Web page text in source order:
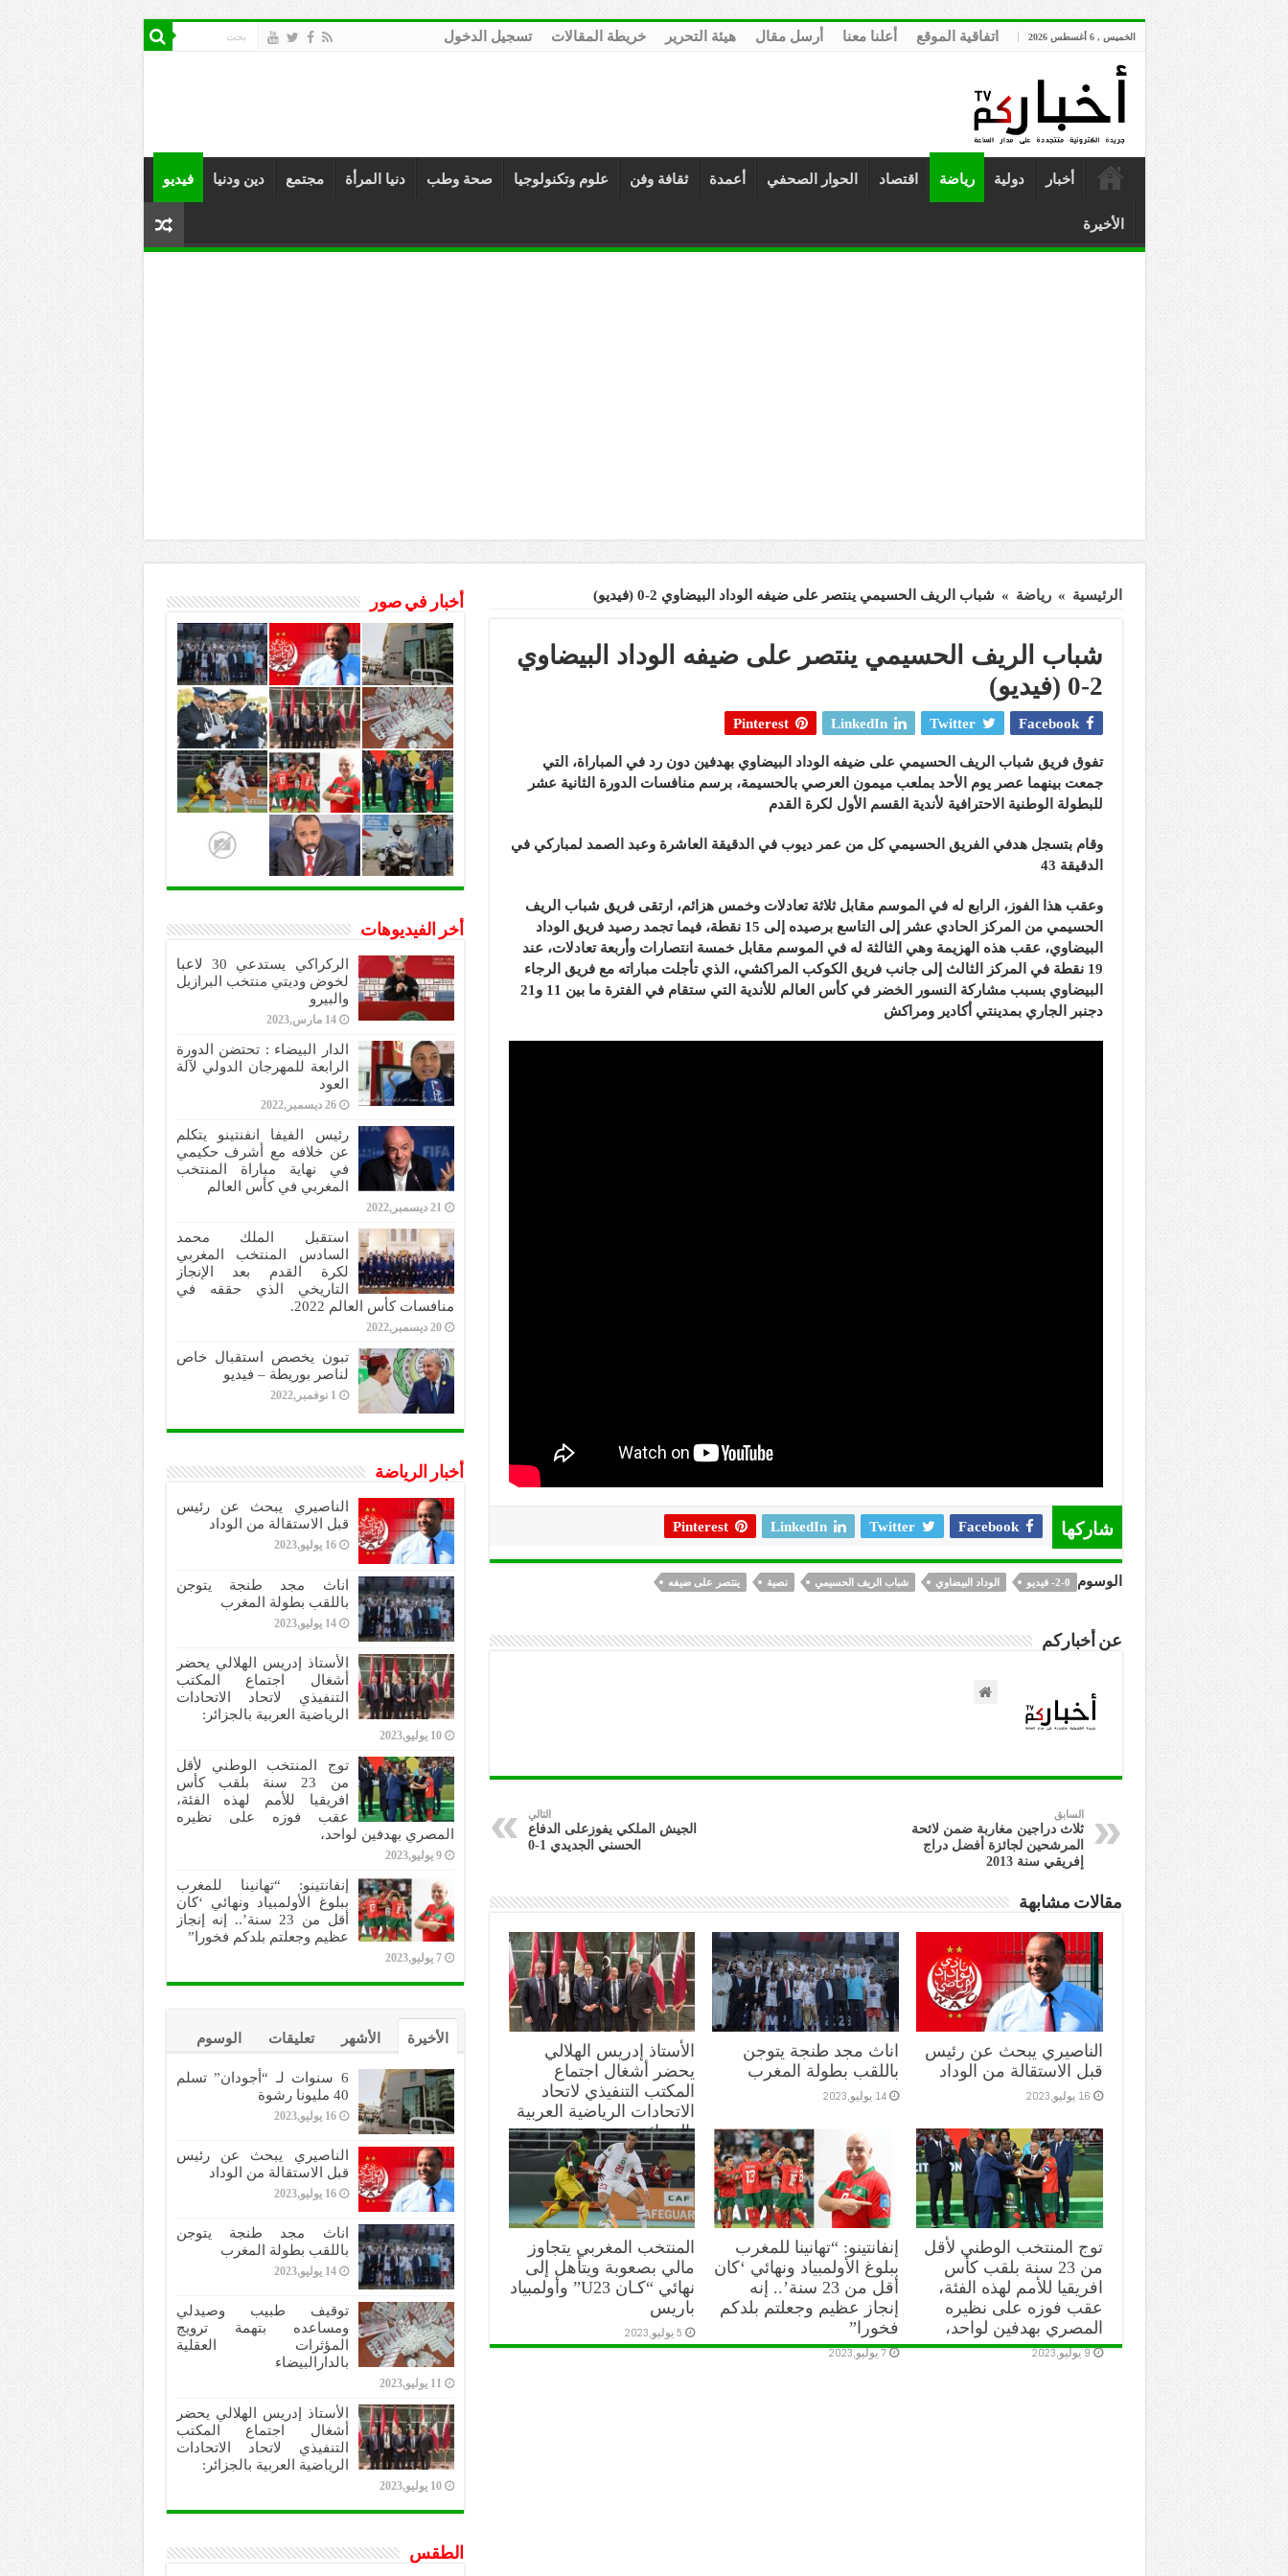
الخميس , 6 أغسطس 2026 اتفاقية الموقع أعلنا معنا أرسل مقال هيئة التحرير خريطة المقالات تسجيل الدخول
أخبار دولية رياضة اقتصاد الحوار الصحفي أعمدة ثقافة وفن علوم وتكنولوجيا صحة وطب دنيا المرأة مجتمع دين ودنيا فيديو
الأخيرة
الرئيسية » رياضة » شباب الريف الحسيمي ينتصر على ضيفه الوداد البيضاوي 2-0 (فيديو)
شباب الريف الحسيمي ينتصر على ضيفه الوداد البيضاوي
2-0 (فيديو)
Facebook
Twitter
LinkedIn
Pinterest
تفوق فريق شباب الريف الحسيمي على ضيفه الوداد البيضاوي بهدفين دون رد في المباراة، التي
جمعت بينهما عصر يوم الأحد بملعب ميمون العرصي بالحسيمة، برسم منافسات الدورة الثانية عشر
للبطولة الوطنية الاحترافية لأندية القسم الأول لكرة القدم
وقام بتسجل هدفي الفريق الحسيمي كل من عمر ديوب في الدقيقة العاشرة وعبد الصمد لمباركي في
الدقيقة 43
وعقب هذا الفوز، الرابع له في الموسم مقابل ثلاثة تعادلات وخمس هزائم، ارتقى فريق شباب الريف
الحسيمي من المركز الحادي عشر إلى التاسع برصيده إلى 15 نقطة، فيما تجمد رصيد فريق الوداد
البيضاوي، عقب هذه الهزيمة وهي الثالثة له في الموسم مقابل خمسة انتصارات وأربعة تعادلات، عند
19 نقطة في المركز الثالث إلى جانب فريق الكوكب المراكشي، الذي تأجلت مباراته مع فريق الرجاء
البيضاوي بسبب مشاركة النسور الخضر في كأس العالم للأندية التي ستقام في الفترة ما بين 11 و21
دجنبر الجاري بمدينتي أكادير ومراكش
شاركها Facebook
Twitter
LinkedIn
Pinterest
الوسوم 2-0- فيديو الوداد البيضاوي شباب الريف الحسيمي نصية ينتصر على ضيفه
عن أخباركم
السابق
ثلاث دراجين مغاربة ضمن لائحة
المرشحين لجائزة أفضل دراج
إفريقي سنة 2013
التالي
الجيش الملكي يفوزعلى الدفاع
الحسني الجديدي 1-0
مقالات مشابهة
الناصيري يبحث عن رئيس
قبل الاستقالة من الوداد
16 يوليو,2023
اناث مجد طنجة يتوجن
باللقب بطولة المغرب
14 يوليو,2023
الأستاذ إدريس الهلالي
يحضر أشغال اجتماع
المكتب التنفيذي لاتحاد
الاتحادات الرياضية العربية
بالجزائر:
10 يوليو,2023
توج المنتخب الوطني لأقل
من 23 سنة بلقب كأس
افريقيا للأمم لهذه الفئة،
عقب فوزه على نظيره
المصري بهدفين لواحد،
9 يوليو,2023
إنفانتينو: “تهانينا للمغرب
ببلوغ الأولمبياد ونهائي ‘كان
أقل من 23 سنة’.. إنه
إنجاز عظيم وجعلتم بلدكم
فخورا”
7 يوليو,2023
المنتخب المغربي يتجاوز
مالي بصعوبة ويتأهل إلى
نهائي “كـان U23” وأولمبياد
باريس
5 يوليو,2023
أخبار في صور
أخر الفيديوهات
الركراكي يستدعي 30 لاعبا
لخوض وديتي منتخب البرازيل
والبيرو
14 مارس,2023
الدار البيضاء : تحتضن الدورة
الرابعة للمهرجان الدولي لآلة
العود
26 ديسمبر,2022
رئيس الفيفا انفنتينو يتكلم
عن خلافه مع أشرف حكيمي
في نهاية مباراة المنتخب
المغربي في كأس العالم
21 ديسمبر,2022
استقبل الملك محمد
السادس المنتخب المغربي
لكرة القدم بعد الإنجاز
التاريخي الذي حققه في
منافسات كأس العالم 2022.
20 ديسمبر,2022
تبون يخصص استقبال خاص
لناصر بوريطة – فيديو
1 نوفمبر,2022
أخبار الرياضة
الناصيري يبحث عن رئيس
قبل الاستقالة من الوداد
16 يوليو,2023
اناث مجد طنجة يتوجن
باللقب بطولة المغرب
14 يوليو,2023
الأستاذ إدريس الهلالي يحضر
أشغال اجتماع المكتب
التنفيذي لاتحاد الاتحادات
الرياضية العربية بالجزائر:
10 يوليو,2023
توج المنتخب الوطني لأقل
من 23 سنة بلقب كأس
افريقيا للأمم لهذه الفئة،
عقب فوزه على نظيره
المصري بهدفين لواحد،
9 يوليو,2023
إنفانتينو: “تهانينا للمغرب
ببلوغ الأولمبياد ونهائي ‘كان
أقل من 23 سنة’.. إنه إنجاز
عظيم وجعلتم بلدكم فخورا”
7 يوليو,2023
الأخيرة الأشهر تعليقات الوسوم
6 سنوات لـ “أجودان” تسلم
40 مليونا رشوة
16 يوليو,2023
الناصيري يبحث عن رئيس
قبل الاستقالة من الوداد
16 يوليو,2023
اناث مجد طنجة يتوجن
باللقب بطولة المغرب
14 يوليو,2023
توقيف طبيب وصيدلي
ومساعده بتهمة ترويج
المؤثرات العقلية
بالدارالبيضاء
11 يوليو,2023
الأستاذ إدريس الهلالي يحضر
أشغال اجتماع المكتب
التنفيذي لاتحاد الاتحادات
الرياضية العربية بالجزائر:
10 يوليو,2023
الطقس